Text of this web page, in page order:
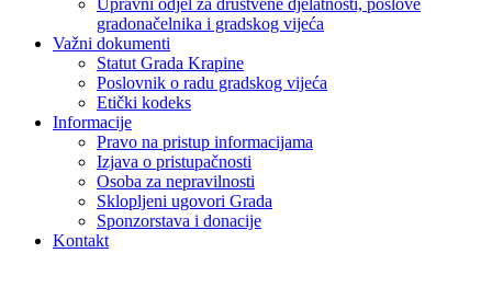
gradonačelnika i gradskog vijeća
Važni dokumenti
Statut Grada Krapine
Poslovnik o radu gradskog vijeća
Etički kodeks
Informacije
Pravo na pristup informacijama
Izjava o pristupačnosti
Osoba za nepravilnosti
Sklopljeni ugovori Grada
Sponzorstava i donacije
Kontakt